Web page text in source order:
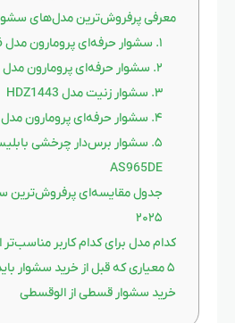
معرفی پرفروش‌ترین مدل‌های
۱. سشوار حرفه‌ای پرومارون مدل RL-8806
۲. سشوار حرفه‌ای پرومارون مدل ۸۸۱۴
۳. سشوار زنیت مدل HDZ1443
۴. سشوار حرفه‌ای پرومارون مدل RL-8803
۵. سشوار برس‌دار چرخشی
AS965DE
جدول مقایسه‌ای پرفروش‌ترین
۲۰۲۵
کدام مدل برای کدام کاربر
خرید سشوار قسطی از الوقسطی